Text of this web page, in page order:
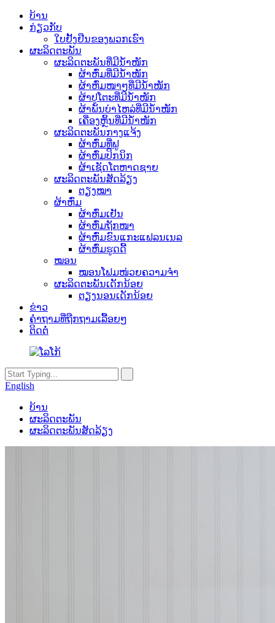
ບ້ານ
ກ່ຽວກັບ
ໃບຢັ້ງຢືນຂອງພວກເຮົາ
ຜະລິດຕະພັນ
ຜະລິດຕະພັນທີ່ມີນ້ຳໜັກ
ຜ້າຫົ່ມທີ່ມີນ້ຳໜັກ
ຜ້າຫົ່ມໜາໆທີ່ມີນ້ຳໜັກ
ຜ້າປູໂຕະທີ່ມີນ້ຳໜັກ
ຜ້າພັນບ່າໄຫລ່ທີ່ມີນ້ຳໜັກ
ເຄື່ອງຫຼິ້ນທີ່ມີນ້ຳໜັກ
ຜະລິດຕະພັນກາງແຈ້ງ
ຜ້າຫົ່ມທີ່ຟູ
ຜ້າຫົ່ມປິກນິກ
ຜ້າເຊັດໂຕຫາດຊາຍ
ຜະລິດຕະພັນສັດລ້ຽງ
ຕຽງໝາ
ຜ້າຫົ່ມ
ຜ້າຫົ່ມເຢັນ
ຜ້າຫົ່ມຖັກໜາ
ຜ້າຫົ່ມຂົນແກະແຟລນເນລ
ຜ້າຫົ່ມຮູດດີ້
ໝອນ
ໝອນໂຟມໜ່ວຍຄວາມຈຳ
ຜະລິດຕະພັນເດັກນ້ອຍ
ຕຽງນອນເດັກນ້ອຍ
ຂ່າວ
ຄຳຖາມທີ່ຖືກຖາມເລື້ອຍໆ
ຕິດຕໍ່
English
ບ້ານ
ຜະລິດຕະພັນ
ຜະລິດຕະພັນສັດລ້ຽງ